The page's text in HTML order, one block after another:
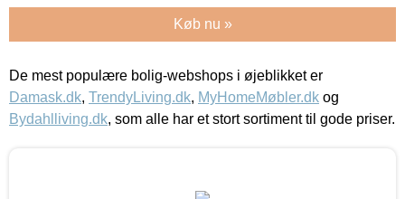
Køb nu »
De mest populære bolig-webshops i øjeblikket er
Damask.dk, TrendyLiving.dk, MyHomeMøbler.dk og
Bydahlliving.dk, som alle har et stort sortiment til gode priser.